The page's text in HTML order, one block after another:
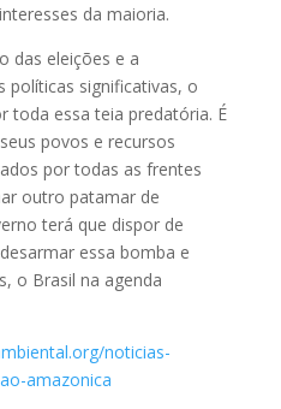
da maioria.
das eleições e a
políticas significativas, o
toda essa teia predatória. É
povos e recursos
por todas as frentes
outro patamar de
terá que dispor de
essa bomba e
o Brasil na agenda
noticias-
amazonica